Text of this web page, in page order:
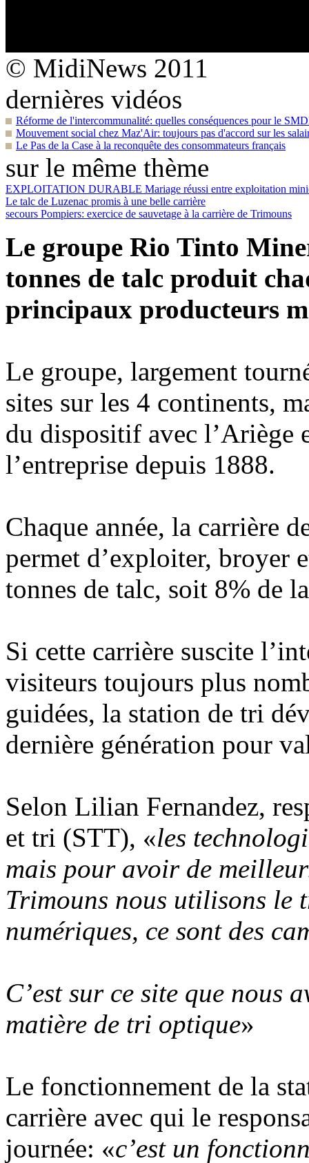
© MidiNews 2011
dernières vidéos
Réforme de l'intercommunalité: quelles conséquences pour le
Mouvement social chez Maz'Air: toujours pas d'accord sur les
Le Pas de la Case à la reconquête des consommateurs français
sur le même thème
EXPLOITATION DURABLE Mariage réussi entre exploitation
Le talc de Luzenac promis à une belle carrière
secours Pompiers: exercice de sauvetage à la carrière de Trimouns
Le groupe Rio Tinto
tonnes de talc produit
principaux producteurs
Le groupe, largement
sites sur les 4 continents,
du dispositif avec l’Ariège
l’entreprise depuis 1888.
Chaque année, la carrière
permet d’exploiter, broyer
tonnes de talc, soit 8% de
Si cette carrière suscite
visiteurs toujours plus
guidées, la station de tri
dernière génération pour
Selon Lilian Fernandez,
et tri (STT), «les
mais pour avoir de
Trimouns nous utilisons le
numériques, ce sont des
C’est sur ce site que nous
matière de tri optique»
Le fonctionnement de la
carrière avec qui le
journée: «c’est un